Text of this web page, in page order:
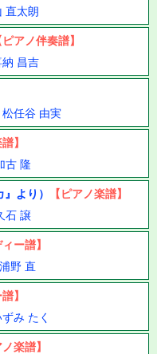
直太朗
ピアノ伴奏譜】
納 昌吉
松任谷 由実
】
古 隆
より）
【ピアノ楽譜】
石 譲
ー譜】
浦野 直
】
ずみ たく
ノ楽譜】